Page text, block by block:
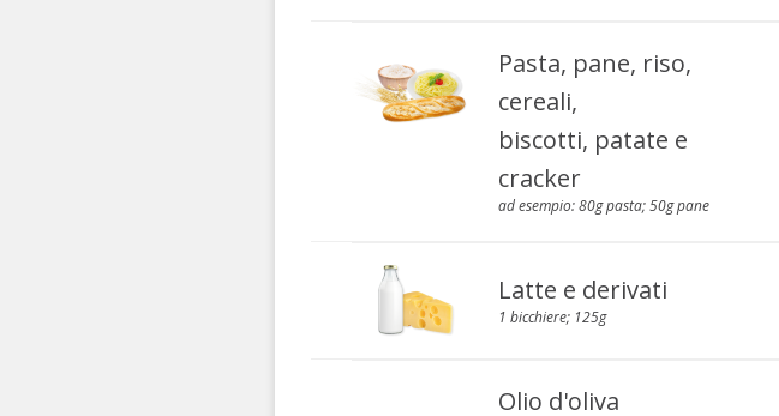
Pasta, pane, riso,
cereali,
biscotti, patate e
cracker
ad esempio: 80g pasta; 50g pane
Latte e derivati
1 bicchiere; 125g
Olio d'oliva